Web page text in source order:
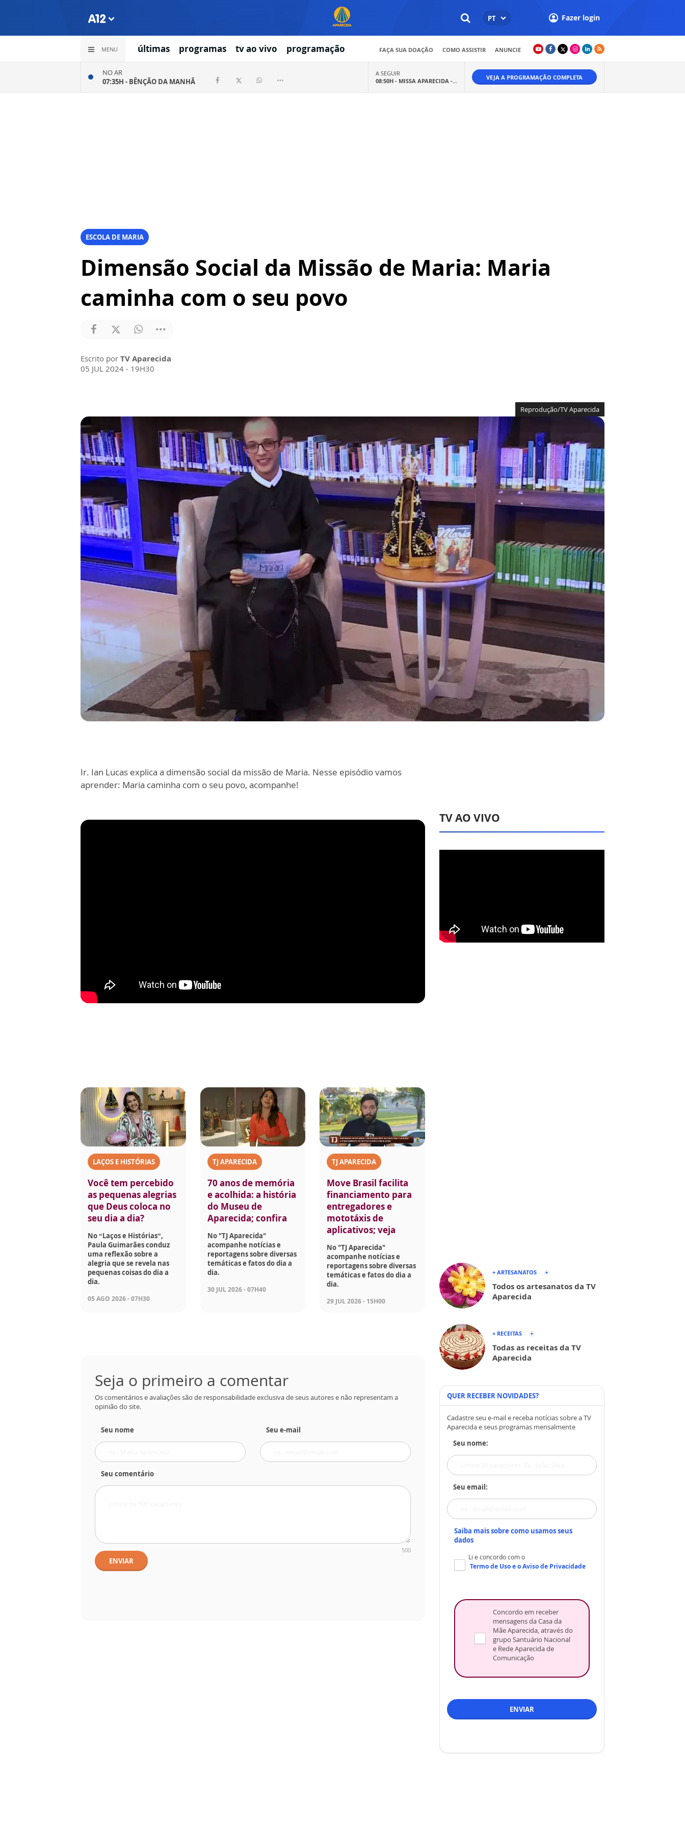
PT Fazer login
MENU últimas programas tv ao vivo programação FAÇA SUA DOAÇÃO COMO ASSISTIR ANUNCIE
NO AR
07:35H - BÊNÇÃO DA MANHÃ
A SEGUIR
08:50H - MISSA APARECIDA -... VEJA A PROGRAMAÇÃO COMPLETA
ESCOLA DE MARIA
Dimensão Social da Missão de Maria: Maria
caminha com o seu povo
Escrito por TV Aparecida
05 JUL 2024 - 19H30
Reprodução/TV Aparecida
Ir. Ian Lucas explica a dimensão social da missão de Maria. Nesse episódio vamos
aprender: Maria caminha com o seu povo, acompanhe!
LAÇOS E HISTÓRIAS
Você tem percebido
as pequenas alegrias
que Deus coloca no
seu dia a dia?
No “Laços e Histórias”,
Paula Guimarães conduz
uma reflexão sobre a
alegria que se revela nas
pequenas coisas do dia a
dia.
05 AGO 2026 - 07H30
TJ APARECIDA
70 anos de memória
e acolhida: a história
do Museu de
Aparecida; confira
No "TJ Aparecida"
acompanhe notícias e
reportagens sobre diversas
temáticas e fatos do dia a
dia.
30 JUL 2026 - 07H40
TJ APARECIDA
Move Brasil facilita
financiamento para
entregadores e
mototáxis de
aplicativos; veja
No "TJ Aparecida"
acompanhe notícias e
reportagens sobre diversas
temáticas e fatos do dia a
dia.
29 JUL 2026 - 15H00
Seja o primeiro a comentar
Os comentários e avaliações são de responsabilidade exclusiva de seus autores e não representam a
opinião do site.
Seu nome Seu e-mail
Seu comentário
500
ENVIAR
TV AO VIVO
+ ARTESANATOS
Todos os artesanatos da TV
Aparecida
+ RECEITAS
Todas as receitas da TV
Aparecida
QUER RECEBER NOVIDADES?
Cadastre seu e-mail e receba notícias sobre a TV
Aparecida e seus programas mensalmente
Seu nome:
Seu email:
Saiba mais sobre como usamos seus
dados
Li e concordo com o
Termo de Usoe oAviso de Privacidade
Concordo em receber
mensagens da Casa da
Mãe Aparecida, através do
grupo Santuário Nacional
e Rede Aparecida de
Comunicação
ENVIAR